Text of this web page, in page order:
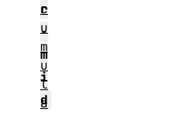
r
-
m
i
d
c
u
m
u
l
a